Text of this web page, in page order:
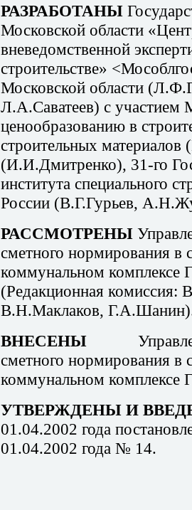
РАЗРАБОТАНЫ
Московской области
вневедомственной
строительстве»
Московской области
Л.А.Саватеев) с участием
ценообразованию в
строительных
(И.И.Дмитренко), 31-го
института специального
России (В.Г.Гурьев,
РАССМОТРЕНЫ
сметного нормирования в
коммунальном комплексе
(Редакционная комиссия:
В.Н.Маклаков,
ВНЕСЕНЫ
сметного нормирования в
коммунальном комплексе
УТВЕРЖДЕНЫ И
01.04.2002 года
01.04.2002 года № 14.